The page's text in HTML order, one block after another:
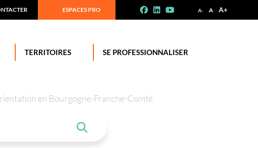
A- A A+
ESPACES PRO
TERRITOIRES SE PROFESSIONNALISER
en Bourgogne-Franche-Comté